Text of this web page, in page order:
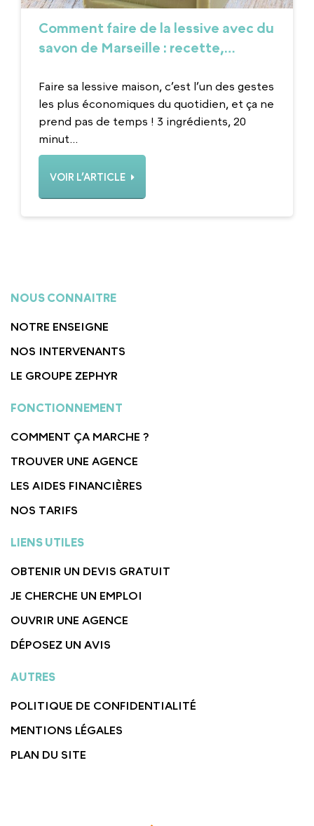
Comment faire de la lessive avec du
savon de Marseille : recette,
Faire sa lessive maison, c’est l’un des gestes
les plus économiques du quotidien, et ça ne
prend pas de temps ! 3 ingrédients, 20
minut...
VOIR L’ARTICLE
NOUS CONNAITRE
NOTRE ENSEIGNE
NOS INTERVENANTS
LE GROUPE ZEPHYR
FONCTIONNEMENT
COMMENT ÇA MARCHE ?
TROUVER UNE AGENCE
LES AIDES FINANCIÈRES
NOS TARIFS
LIENS UTILES
OBTENIR UN DEVIS GRATUIT
JE CHERCHE UN EMPLOI
OUVRIR UNE AGENCE
DÉPOSEZ UN AVIS
AUTRES
POLITIQUE DE CONFIDENTIALITÉ
MENTIONS LÉGALES
PLAN DU SITE